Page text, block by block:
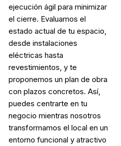
ejecución ágil para minimizar
el cierre. Evaluamos el
estado actual de tu espacio,
desde instalaciones
eléctricas hasta
revestimientos, y te
proponemos un plan de obra
con plazos concretos. Así,
puedes centrarte en tu
negocio mientras nosotros
transformamos el local en un
entorno funcional y atractivo